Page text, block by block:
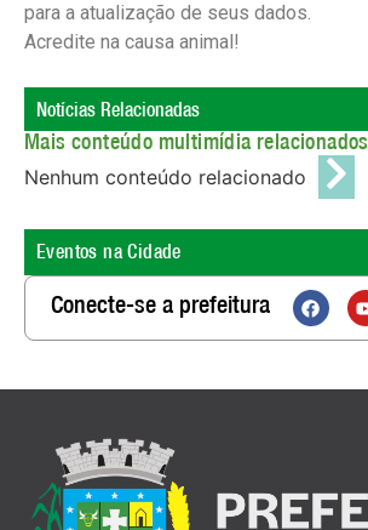
para a atualização de seus dados.
Acredite na causa animal!
Notícias Relacionadas
Mais conteúdo multimídia relacionados
Nenhum conteúdo relacionado
Eventos na Cidade
Conecte-se a prefeitura